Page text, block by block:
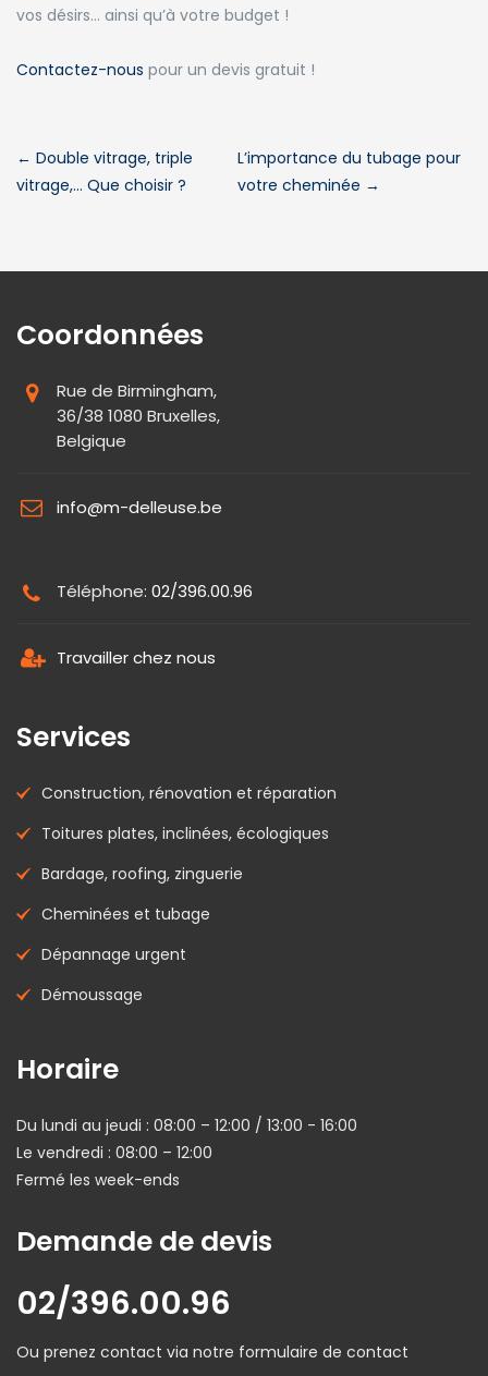
vos désirs… ainsi qu’à votre budget !
Contactez-nous pour un devis gratuit !
← Double vitrage, triple
vitrage,… Que choisir ?
L’importance du tubage pour
votre cheminée →
Coordonnées
Rue de Birmingham,
36/38 1080 Bruxelles,
Belgique
info@m-delleuse.be
Téléphone: 02/396.00.96
Travailler chez nous
Services
Construction, rénovation et réparation
Toitures plates, inclinées, écologiques
Bardage, roofing, zinguerie
Cheminées et tubage
Dépannage urgent
Démoussage
Horaire
Du lundi au jeudi : 08:00 – 12:00 / 13:00 - 16:00
Le vendredi : 08:00 – 12:00
Fermé les week-ends
Demande de devis
02/396.00.96
Ou prenez contact via notre formulaire de contact